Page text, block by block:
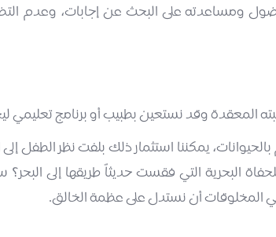
ومساعدته على البحث عن إجابات، وعدم
المعقدة وقد نستعين بطبيب أو برنامج
بالحيوانات، يمكننا استثمار ذلك بلفت نظر
البحرية التي فقست حديثاً طريقها إلى
في المخلوقات أن نستدل على عظمة الخالق.